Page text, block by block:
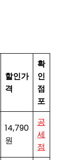
할인가
격
확
인
점
포
14,790
원
공
세
점